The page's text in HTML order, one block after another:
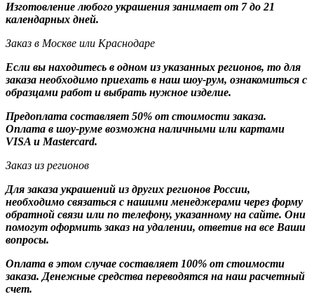
Изготовление любого украшения занимает от 7 до 21
календарных дней.
Заказ в Москве или Краснодаре
Если вы находитесь в одном из указанных регионов, то для
заказа необходимо приехать в наш шоу-рум, ознакомиться с
образцами работ и выбрать нужное изделие.
Предоплата составляет 50% от стоимости заказа.
Оплата в шоу-руме возможна наличными или картами
VISA и Mastercard.
Заказ из регионов
Для заказа украшений из других регионов России,
необходимо связаться с нашими менеджерами через форму
обратной связи или по телефону, указанному на сайте. Они
помогут оформить заказ на удалении, ответив на все Ваши
вопросы.
Оплата в этом случае составляет 100% от стоимости
заказа. Денежные средства переводятся на наш расчетный
счет.